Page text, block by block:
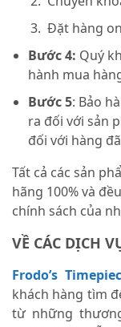
Đặt hàng
Bước 4: Quý
hành mua
Bước 5: Bảo
ra đối với sản
đối với hàng
Tất cả các sản
hãng 100% và
chính sách của
VỀ CÁC DỊCH
Frodo’s
khách hàng tìm
từ những